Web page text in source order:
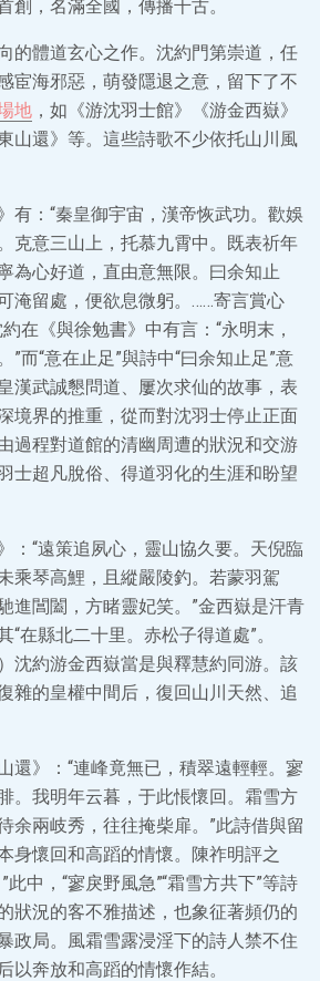
創，名滿全國，傳播千古。
的體道玄心之作。沈約門第崇道，任
宦海邪惡，萌發隱退之意，留下了不
地 ，如《游沈羽士館》《游金西嶽》
山還》等。這些詩歌不少依托山川風
有：“秦皇御宇宙，漢帝恢武功。歡娛
克意三山上，托慕九霄中。既表祈年
為心好道，直由意無限。曰余知止
淹留處，便欲息微躬。……寄言賞心
在《與徐勉書》中有言：“永明末，
”而“意在止足”與詩中“曰余知止足”意
漢武誠懇問道、屢次求仙的故事，表
境界的推重，從而對沈羽士停止正面
過程對道館的清幽周遭的狀況和交游
士超凡脫俗、得道羽化的生涯和盼望
：“遠策追夙心，靈山協久要。天倪臨
乘琴高鯉，且縱嚴陵釣。若蒙羽駕
進閶闔，方睹靈妃笑。”金西嶽是汗青
在縣北二十里。赤松子得道處”。
沈約游金西嶽當是與釋慧約同游。該
雜的皇權中間后，復回山川天然、追
還》：“連峰竟無已，積翠遠輕輕。寥
。我明年云暮，于此悵懷回。霜雪方
余兩岐秀，往往掩柴扉。”此詩借與留
身懷回和高蹈的情懷。陳祚明評之
此中，“寥戾野風急”“霜雪方共下”等詩
狀況的客不雅描述，也象征著頻仍的
政局。風霜雪露浸淫下的詩人禁不住
以奔放和高蹈的情懷作結。